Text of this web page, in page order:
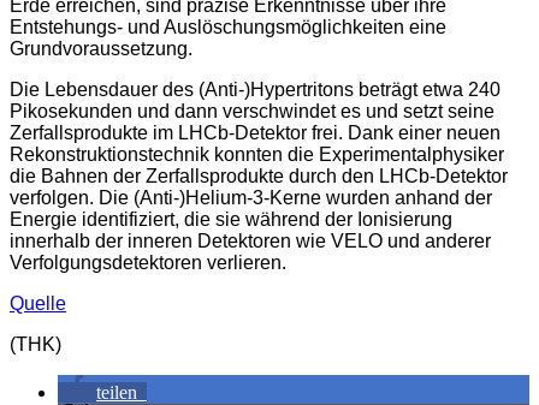
Erde erreichen, sind präzise Erkenntnisse über ihre
Entstehungs- und Auslöschungsmöglichkeiten eine
Grundvoraussetzung.
Die Lebensdauer des (Anti-)Hypertritons beträgt etwa 240
Pikosekunden und dann verschwindet es und setzt seine
Zerfallsprodukte im LHCb-Detektor frei. Dank einer neuen
Rekonstruktionstechnik konnten die Experimentalphysiker
die Bahnen der Zerfallsprodukte durch den LHCb-Detektor
verfolgen. Die (Anti-)Helium-3-Kerne wurden anhand der
Energie identifiziert, die sie während der Ionisierung
innerhalb der inneren Detektoren wie VELO und anderer
Verfolgungsdetektoren verlieren.
Quelle
(THK)
teilen